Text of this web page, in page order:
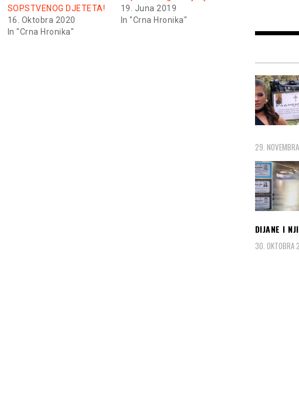
SOPSTVENOG DJETETA!
16. Oktobra 2020
In "Crna Hronika"
19. Juna 2019
In "Crna Hronika"
29.
DIJANE I
30. OKTOBRA